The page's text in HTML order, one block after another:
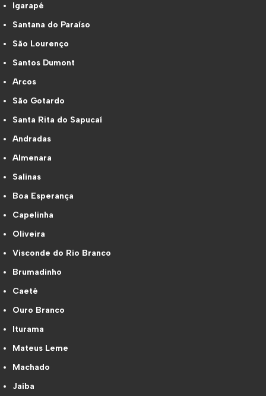
Igarapé
Santana do Paraíso
São Lourenço
Santos Dumont
Arcos
São Gotardo
Santa Rita do Sapucaí
Andradas
Almenara
Salinas
Boa Esperança
Capelinha
Oliveira
Visconde do Rio Branco
Brumadinho
Caeté
Ouro Branco
Iturama
Mateus Leme
Machado
Jaíba